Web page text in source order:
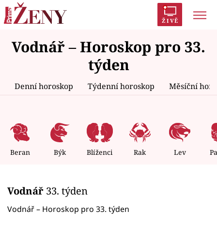
ŽIVĚ
Trendy: Polabí Inspekce Prostřeno!
AYTO?
Proměny
Témata
Celebrity
Seriály
Vodnář – Horoskop pro 33.
týden
Denní horoskop Týdenní horoskop Měsíční
Beran Býk Blíženci Rak Lev
Vodnář 33. týden
Vodnář – Horoskop pro 33. týden